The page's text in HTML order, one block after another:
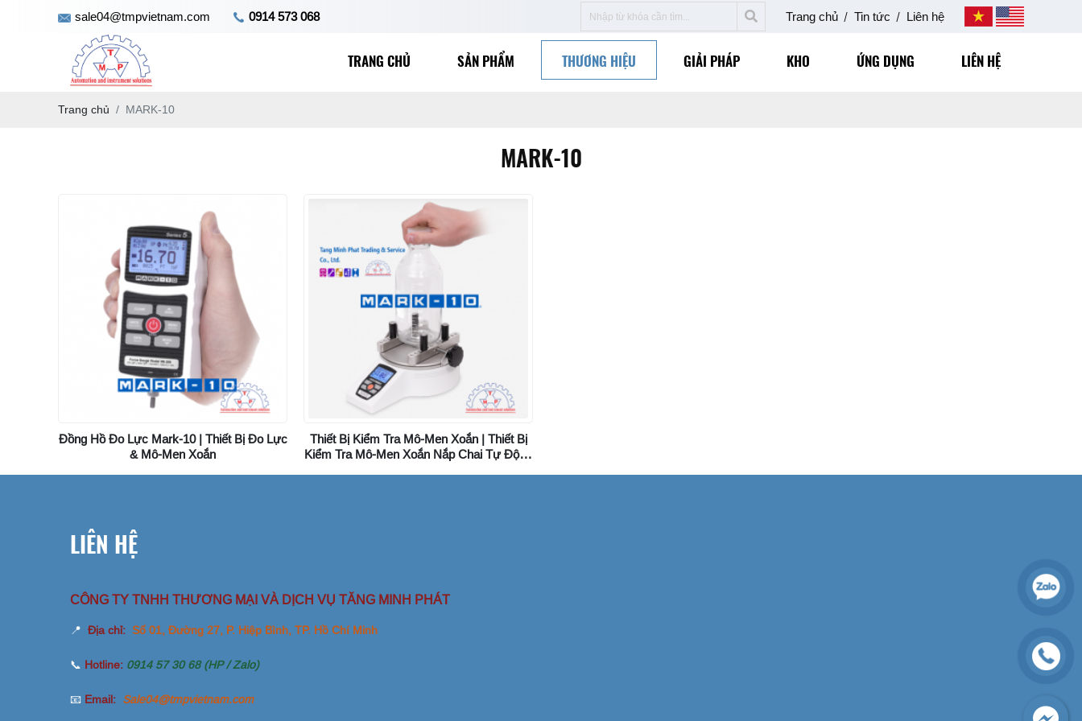
sale04@tmpvietnam.com 0914 573 068 Trang chủ Tin tức Liên hệ
TRANG CHỦ SẢN PHẨM THƯƠNG HIỆU GIẢI PHÁP KHO ỨNG DỤNG LIÊN HỆ
Trang chủ MARK-10
MARK-10
Đồng Hồ Đo Lực Mark-10 | Thiết Bị Đo Lực
& Mô-Men Xoắn
Thiết Bị Kiểm Tra Mô-Men Xoắn | Thiết Bị
Kiểm Tra Mô-Men Xoắn Nắp Chai Tự Động
LIÊN HỆ
CÔNG TY TNHH THƯƠNG MẠI VÀ DỊCH VỤ TĂNG MINH PHÁT
📍 Địa chỉ: Số 01, Đường 27, P. Hiệp Bình, TP. Hồ Chí Minh
📞 Hotline: 0914 57 30 68 (HP / Zalo)
📧 Email: Sale04@tmpvietnam.com